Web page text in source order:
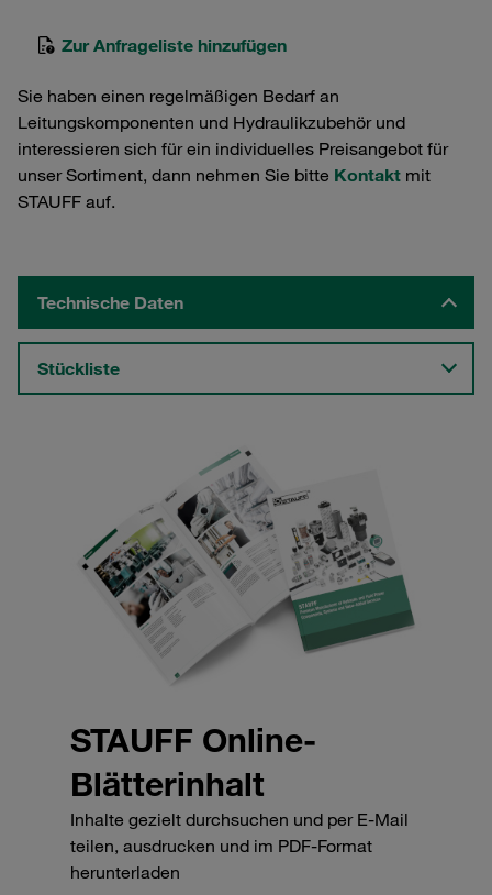
Zur Anfrageliste hinzufügen
Sie haben einen regelmäßigen Bedarf an
Leitungskomponenten und Hydraulikzubehör und
interessieren sich für ein individuelles Preisangebot für
unser Sortiment, dann nehmen Sie bitte Kontakt mit
STAUFF auf.
Technische Daten
Stückliste
STAUFF Online-
Blätterinhalt
Inhalte gezielt durchsuchen und per E-Mail
teilen, ausdrucken und im PDF-Format
herunterladen